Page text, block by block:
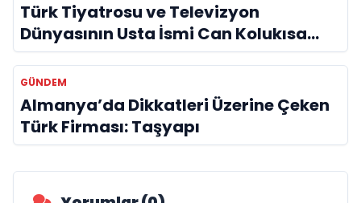
Türk Tiyatrosu ve Televizyon
Dünyasının Usta İsmi Can Kolukısa
Hayatını Kaybetti
GÜNDEM
Almanya’da Dikkatleri Üzerine Çeken
Türk Firması: Taşyapı